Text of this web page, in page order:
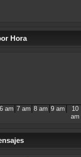
Hora
6 am 7 am 8 am 9 am
10
am